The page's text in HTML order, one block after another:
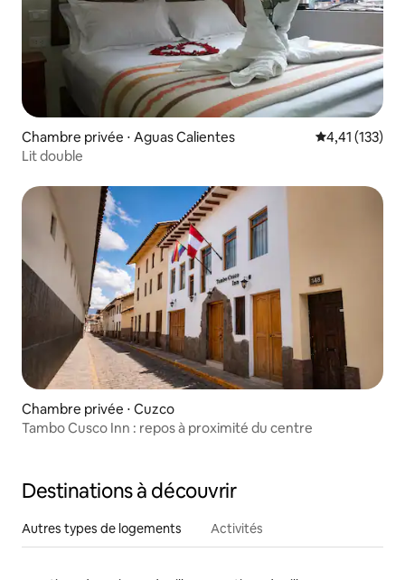
Chambre privée ⋅ Aguas Calientes Évaluation
4,41 (133)
Lit double
Chambre privée ⋅ Cuzco
Tambo Cusco Inn : repos à proximité du centre
Destinations à découvrir
Autres types de logements Activités